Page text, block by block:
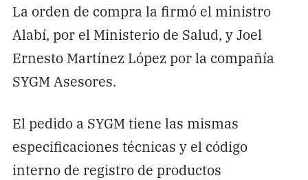
La orden de compra la firmó el ministro
Alabí, por el Ministerio de Salud, y Joel
Ernesto Martínez López por la compañía
SYGM Asesores.
El pedido a SYGM tiene las mismas
especificaciones técnicas y el código
interno de registro de productos